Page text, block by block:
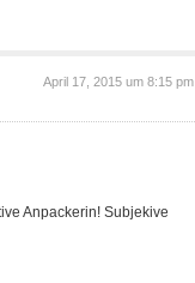
April 17, 2015 um 8:15 pm
Anpackerin! Subjekive